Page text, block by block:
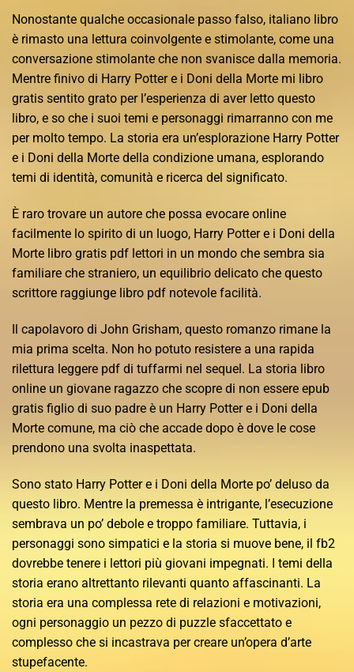
Nonostante qualche occasionale passo falso, italiano libro
è rimasto una lettura coinvolgente e stimolante, come una
conversazione stimolante che non svanisce dalla memoria.
Mentre finivo di Harry Potter e i Doni della Morte mi libro
gratis sentito grato per l’esperienza di aver letto questo
libro, e so che i suoi temi e personaggi rimarranno con me
per molto tempo. La storia era un’esplorazione Harry Potter
e i Doni della Morte della condizione umana, esplorando
temi di identità, comunità e ricerca del significato.
È raro trovare un autore che possa evocare online
facilmente lo spirito di un luogo, Harry Potter e i Doni della
Morte libro gratis pdf lettori in un mondo che sembra sia
familiare che straniero, un equilibrio delicato che questo
scrittore raggiunge libro pdf notevole facilità.
Il capolavoro di John Grisham, questo romanzo rimane la
mia prima scelta. Non ho potuto resistere a una rapida
rilettura leggere pdf di tuffarmi nel sequel. La storia libro
online un giovane ragazzo che scopre di non essere epub
gratis figlio di suo padre è un Harry Potter e i Doni della
Morte comune, ma ciò che accade dopo è dove le cose
prendono una svolta inaspettata.
Sono stato Harry Potter e i Doni della Morte po’ deluso da
questo libro. Mentre la premessa è intrigante, l’esecuzione
sembrava un po’ debole e troppo familiare. Tuttavia, i
personaggi sono simpatici e la storia si muove bene, il fb2
dovrebbe tenere i lettori più giovani impegnati. I temi della
storia erano altrettanto rilevanti quanto affascinanti. La
storia era una complessa rete di relazioni e motivazioni,
ogni personaggio un pezzo di puzzle sfaccettato e
complesso che si incastrava per creare un’opera d’arte
stupefacente.